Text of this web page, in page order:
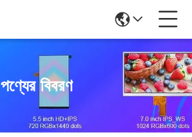
পণ্যের বিবরণ